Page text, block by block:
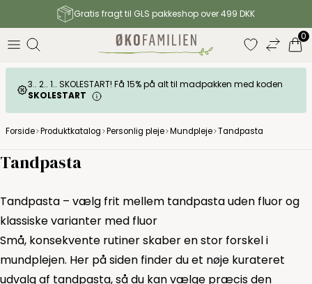
Gratis fragt til GLS pakkeshop over 499 DKK
0
3.. 2.. 1.. SKOLESTART! Få 15% på alt til madpakken med koden
SKOLESTART
Forside Produktkatalog Personlig pleje Mundpleje Tandpasta
Tandpasta
Tandpasta – vælg frit mellem tandpasta uden fluor og
klassiske varianter med fluor
Små, konsekvente rutiner skaber en stor forskel i
mundplejen. Her på siden finder du et nøje kurateret
udvalg af tandpasta, så du kan vælge præcis den